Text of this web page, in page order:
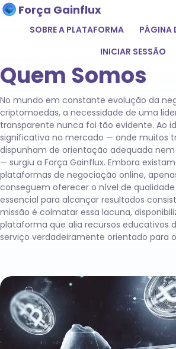
Força Gainflux
SOBRE A PLATAFORMA
PÁGINA
INICIAR SESSÃO
Quem Somos
No mundo em constante evolução da
criptomoedas, a necessidade de uma
transparente nunca foi tão evidente. Ao
significativa no mercado — onde muitos
dispunham de orientação adequada
— surgiu a Força Gainflux. Embora
plataformas de negociação online,
conseguem oferecer o nível de
essencial para alcançar resultados
missão é colmatar essa lacuna,
plataforma que alia recursos educativos
serviço verdadeiramente orientado para